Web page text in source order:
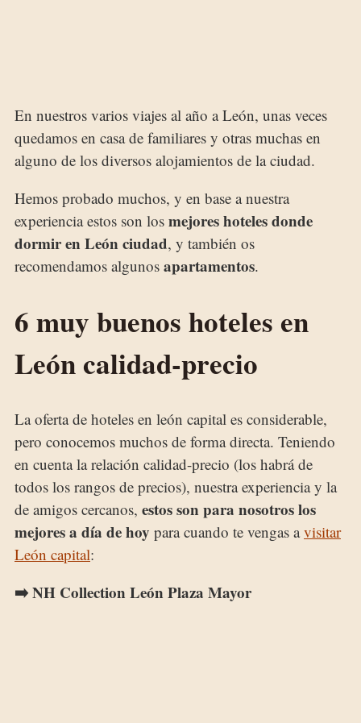
En nuestros varios viajes al año a León, unas veces
quedamos en casa de familiares y otras muchas en
alguno de los diversos alojamientos de la ciudad.
Hemos probado muchos, y en base a nuestra
experiencia estos son los mejores hoteles donde
dormir en León ciudad, y también os
recomendamos algunos apartamentos.
6 muy buenos hoteles en
León calidad-precio
La oferta de hoteles en león capital es considerable,
pero conocemos muchos de forma directa. Teniendo
en cuenta la relación calidad-precio (los habrá de
todos los rangos de precios), nuestra experiencia y la
de amigos cercanos, estos son para nosotros los
mejores a día de hoy para cuando te vengas avisitar
León capital:
➡️ NH Collection León Plaza Mayor